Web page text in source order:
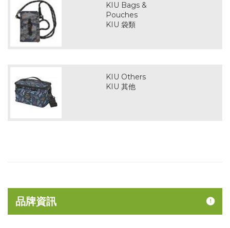
KIU Bags &
Pouches
KIU 袋類
KIU Others
KIU 其他
品牌資訊